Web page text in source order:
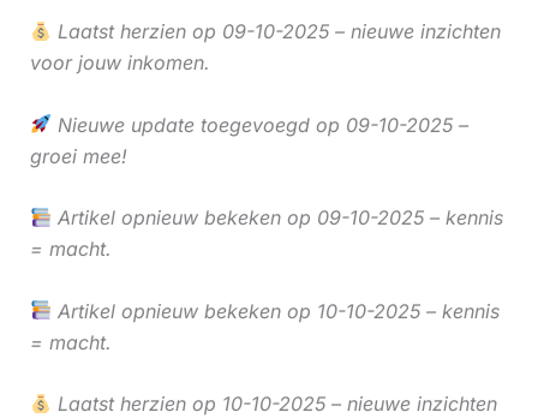
Laatst herzien op 09-10-2025 – nieuwe inzichten
voor jouw inkomen.
Nieuwe update toegevoegd op 09-10-2025 –
groei mee!
Artikel opnieuw bekeken op 09-10-2025 – kennis
= macht.
Artikel opnieuw bekeken op 10-10-2025 – kennis
= macht.
Laatst herzien op 10-10-2025 – nieuwe inzichten